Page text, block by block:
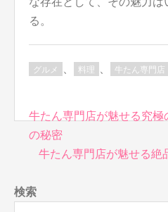
る。
グルメ 料理 牛たん専門店
投
稿
ナ
ゲ
ー
牛たん専門店が魅せる究極
の秘密
牛たん専門店が魅せる絶
検索